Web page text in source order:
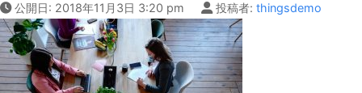
の
公開日: 2018年11月3日 3:20 pm 投稿者: thingsdemo